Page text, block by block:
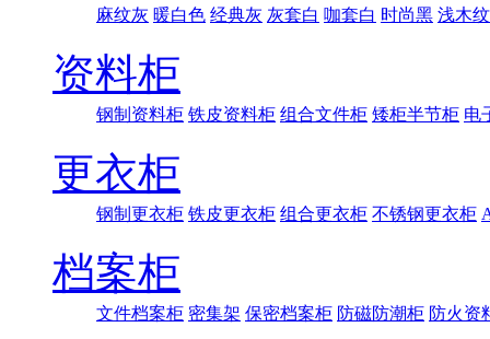
麻纹灰 暖白色 经典灰 灰套白 咖套白 时尚黑 浅木纹
资料柜
钢制资料柜 铁皮资料柜 组合文件柜 矮柜半节柜 电
更衣柜
钢制更衣柜 铁皮更衣柜 组合更衣柜 不锈钢更衣柜
档案柜
文件档案柜 密集架 保密档案柜 防磁防潮柜 防火资